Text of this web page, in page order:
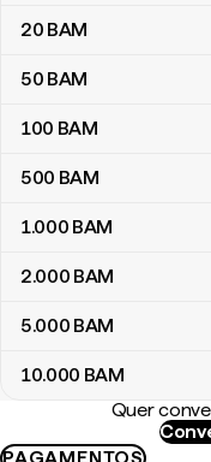
20 BAM
50 BAM
100 BAM
500 BAM
1.000 BAM
2.000 BAM
5.000 BAM
10.000 BAM
Quer